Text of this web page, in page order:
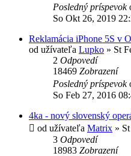
Posledný príspevok
So Okt 26, 2019
Reklamácia iPhone 5S v
od užívateľa Lupko » St
2 Odpovedí
18469 Zobrazení
Posledný príspevok
So Feb 27, 2016
4ka - nový slovenský
od užívateľa Matrix »
3 Odpovedí
18983 Zobrazení